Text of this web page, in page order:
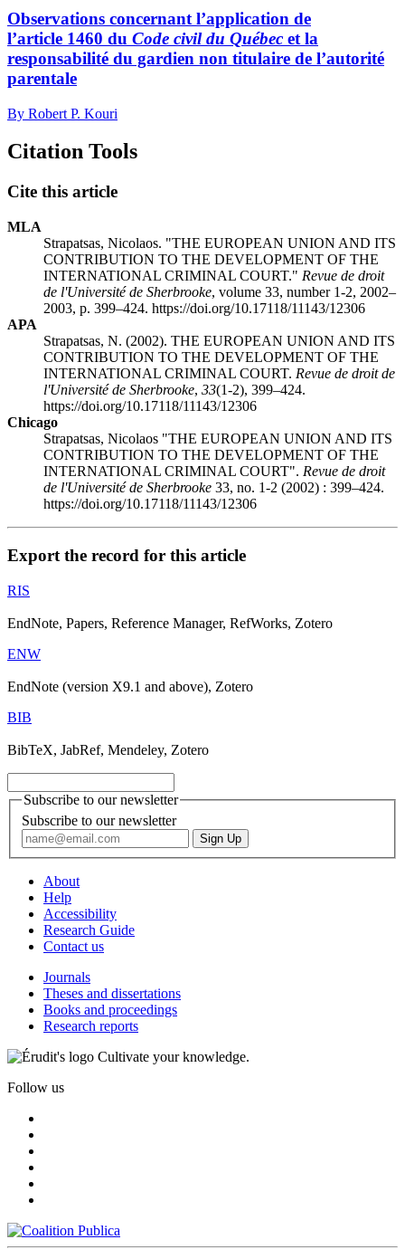
Observations concernant l’application de
l’article 1460 du Code civil du Québec et la
responsabilité du gardien non titulaire de l’autorité
parentale
By Robert P. Kouri
Citation Tools
Cite this article
MLA
Strapatsas, Nicolaos. "THE EUROPEAN UNION AND ITS
CONTRIBUTION TO THE DEVELOPMENT OF THE
INTERNATIONAL CRIMINAL COURT." Revue de droit
de l'Université de Sherbrooke, volume 33, number 1-2, 2002–
2003, p. 399–424. https://doi.org/10.17118/11143/12306
APA
Strapatsas, N. (2002). THE EUROPEAN UNION AND ITS
CONTRIBUTION TO THE DEVELOPMENT OF THE
INTERNATIONAL CRIMINAL COURT. Revue de droit de
l'Université de Sherbrooke, 33(1-2), 399–424.
https://doi.org/10.17118/11143/12306
Chicago
Strapatsas, Nicolaos "THE EUROPEAN UNION AND ITS
CONTRIBUTION TO THE DEVELOPMENT OF THE
INTERNATIONAL CRIMINAL COURT". Revue de droit
de l'Université de Sherbrooke 33, no. 1-2 (2002) : 399–424.
https://doi.org/10.17118/11143/12306
Export the record for this article
RIS
EndNote, Papers, Reference Manager, RefWorks, Zotero
ENW
EndNote (version X9.1 and above), Zotero
BIB
BibTeX, JabRef, Mendeley, Zotero
Subscribe to our newsletter
Subscribe to our newsletter
About
Help
Accessibility
Research Guide
Contact us
Journals
Theses and dissertations
Books and proceedings
Research reports
Cultivate your knowledge.
Follow us